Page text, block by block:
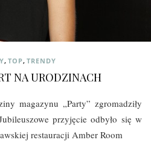
, TOP, TRENDY
NA URODZINACH
magazynu „Party” zgromadziły
przyjęcie odbyło się w
restauracji Amber Room